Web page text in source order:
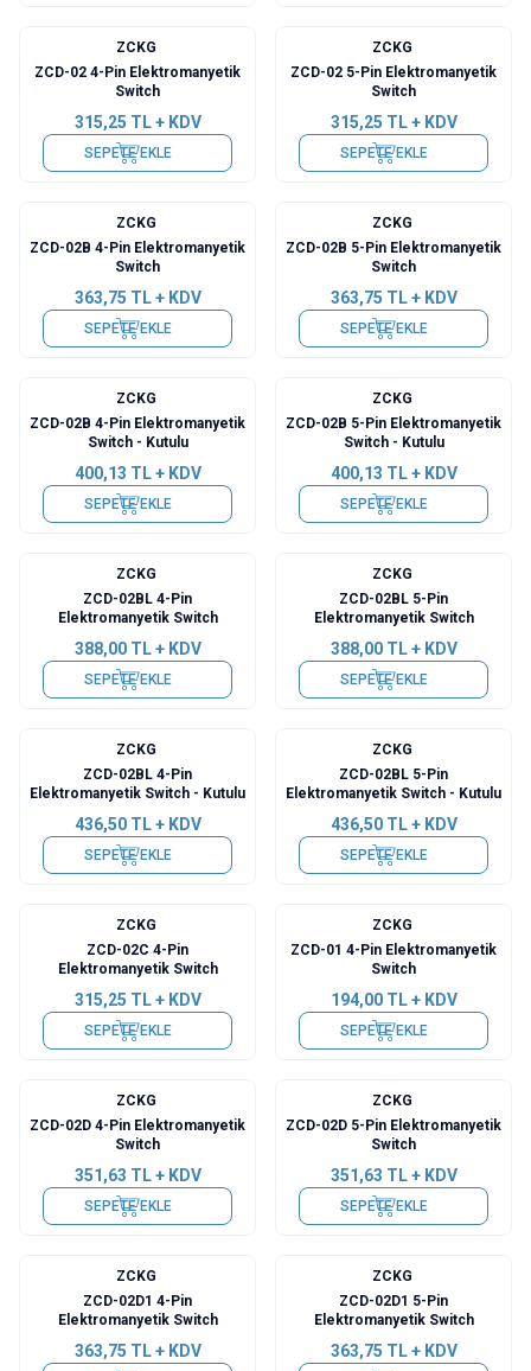
ZCKG
ZCD-02 4-Pin Elektromanyetik
Switch
315,25 TL + KDV
SEPETE EKLE
ZCKG
ZCD-02 5-Pin Elektromanyetik
Switch
315,25 TL + KDV
SEPETE EKLE
ZCKG
ZCD-02B 4-Pin Elektromanyetik
Switch
363,75 TL + KDV
SEPETE EKLE
ZCKG
ZCD-02B 5-Pin Elektromanyetik
Switch
363,75 TL + KDV
SEPETE EKLE
ZCKG
ZCD-02B 4-Pin Elektromanyetik
Switch - Kutulu
400,13 TL + KDV
SEPETE EKLE
ZCKG
ZCD-02B 5-Pin Elektromanyetik
Switch - Kutulu
400,13 TL + KDV
SEPETE EKLE
ZCKG
ZCD-02BL 4-Pin
Elektromanyetik Switch
388,00TL + KDV
SEPETE EKLE
ZCKG
ZCD-02BL 5-Pin
Elektromanyetik Switch
388,00TL + KDV
SEPETE EKLE
ZCKG
ZCD-02BL 4-Pin
Elektromanyetik Switch - Kutulu
436,50TL + KDV
SEPETE EKLE
ZCKG
ZCD-02BL 5-Pin
Elektromanyetik Switch - Kutulu
436,50TL + KDV
SEPETE EKLE
ZCKG
ZCD-02C 4-Pin
Elektromanyetik Switch
315,25 TL + KDV
SEPETE EKLE
ZCKG
ZCD-01 4-Pin Elektromanyetik
Switch
194,00TL + KDV
SEPETE EKLE
ZCKG
ZCD-02D 4-Pin Elektromanyetik
Switch
351,63 TL + KDV
SEPETE EKLE
ZCKG
ZCD-02D 5-Pin Elektromanyetik
Switch
351,63 TL + KDV
SEPETE EKLE
ZCKG
ZCD-02D1 4-Pin
Elektromanyetik Switch
363,75 TL + KDV
ZCKG
ZCD-02D1 5-Pin
Elektromanyetik Switch
363,75 TL + KDV